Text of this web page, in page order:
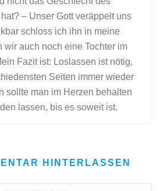
– Unser Gott veräppelt uns
schloss ich ihn in meine
wir auch noch eine Tochter im
Fazit ist: Loslassen ist nötig,
Seiten immer wieder
sollte man im Herzen behalten
lassen, bis es soweit ist.
HINTERLASSEN